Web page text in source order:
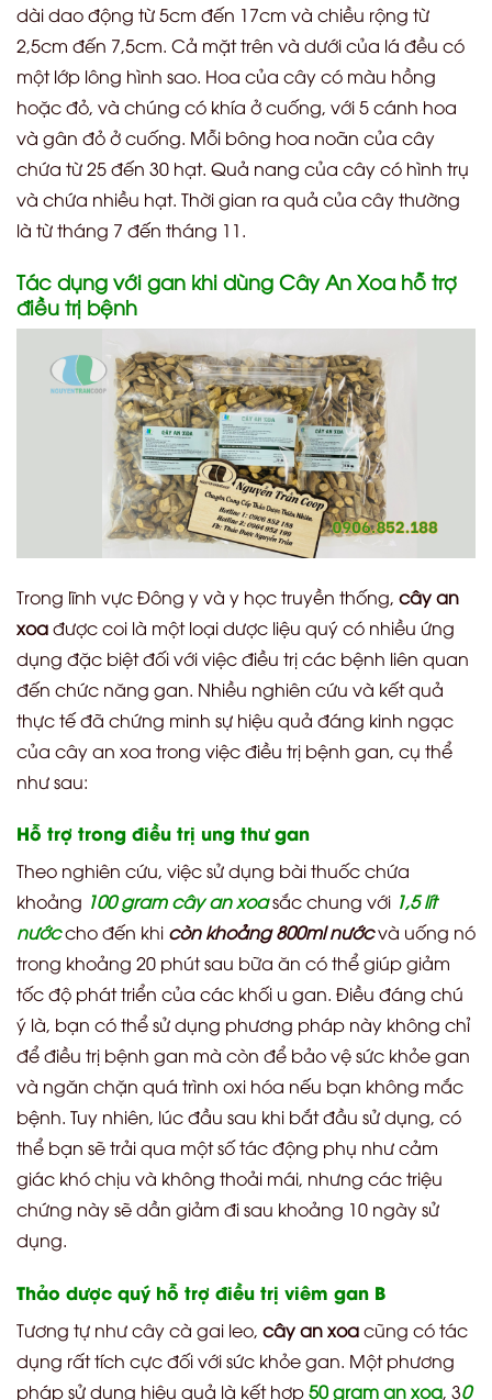
dài dao động từ 5cm đến 17cm và chiều rộng từ
2,5cm đến 7,5cm. Cả mặt trên và dưới của lá đều có
một lớp lông hình sao. Hoa của cây có màu hồng
hoặc đỏ, và chúng có khía ở cuống, với 5 cánh hoa
và gân đỏ ở cuống. Mỗi bông hoa noãn của cây
chứa từ 25 đến 30 hạt. Quả nang của cây có hình trụ
và chứa nhiều hạt. Thời gian ra quả của cây thường
là từ tháng 7 đến tháng 11.
Tác dụng với gan khi dùng Cây An Xoa hỗ trợ
điều trị bệnh
Trong lĩnh vực Đông y và y học truyền thống, cây an
xoađược coi là một loại dược liệu quý có nhiều ứng
dụng đặc biệt đối với việc điều trị các bệnh liên quan
đến chức năng gan. Nhiều nghiên cứu và kết quả
thực tế đã chứng minh sự hiệu quả đáng kinh ngạc
của cây an xoa trong việc điều trị bệnh gan, cụ thể
như sau:
Hỗ trợ trong điều trị ung thư gan
Theo nghiên cứu, việc sử dụng bài thuốc chứa
khoảng 100 gram cây an xoasắc chung với 1,5 lít
nướccho đến khi còn khoảng 800ml nướcvà uống nó
trong khoảng 20 phút sau bữa ăn có thể giúp giảm
tốc độ phát triển của các khối u gan. Điều đáng chú
ý là, bạn có thể sử dụng phương pháp này không chỉ
để điều trị bệnh gan mà còn để bảo vệ sức khỏe gan
và ngăn chặn quá trình oxi hóa nếu bạn không mắc
bệnh. Tuy nhiên, lúc đầu sau khi bắt đầu sử dụng, có
thể bạn sẽ trải qua một số tác động phụ như cảm
giác khó chịu và không thoải mái, nhưng các triệu
chứng này sẽ dần giảm đi sau khoảng 10 ngày sử
dụng.
Thảo dược quý hỗ trợ điều trị viêm gan B
Tương tự như cây cà gai leo, cây an xoacũng có tác
dụng rất tích cực đối với sức khỏe gan. Một phương
pháp sử dụng hiệu quả là kết hợp50 gram an xoa, 30